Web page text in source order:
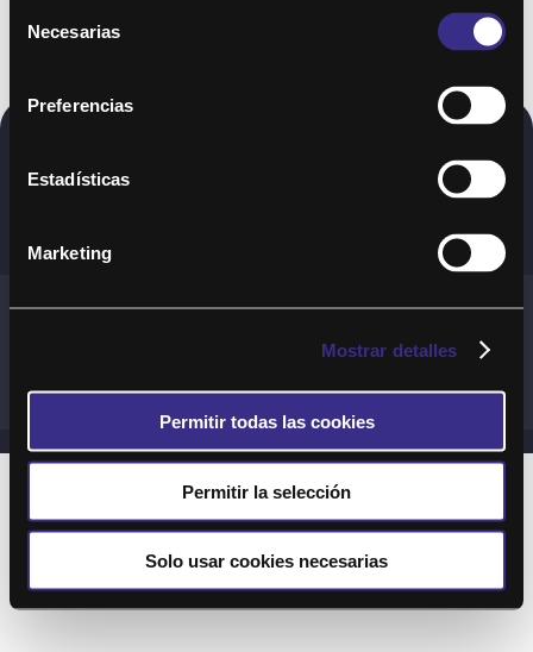
Necesarias
Preferencias
Estadísticas
Marketing
Mostrar detalles
Permitir todas las cookies
Permitir la selección
Solo usar cookies necesarias
Copyright © 2020. Todos los derechos
Términos y Cond. Generales de uso del Servicio
Preguntas Frecuentes